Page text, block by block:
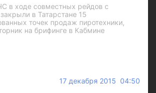
в ходе совместных рейдов с
в Татарстане 15
точек продаж пиротехники,
на брифинге в Кабмине
17 декабря 2015 04:50